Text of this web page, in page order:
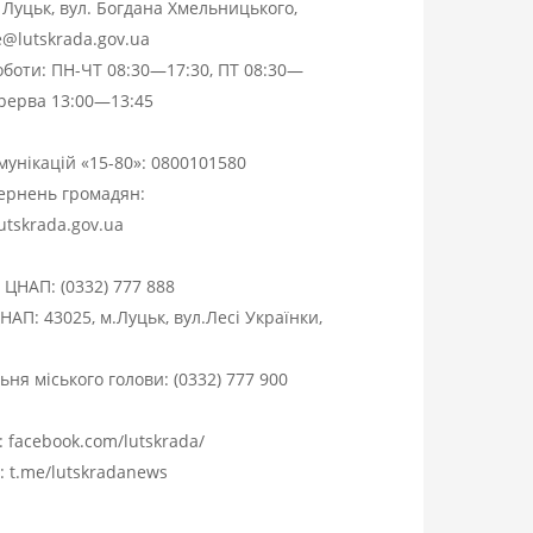
вул. Богдана Хмельницького,
ПН-ЧТ 08:30—17:30, ПТ 08:30—
13:00—13:45
«15-80»: 0800101580
громадян:
ЦНАП: (0332) 777 888
43025, м.Луцьк, вул.Лесі Українки,
міського голови: (0332) 777 900
facebook.com/lutskrada/
t.me/lutskradanews